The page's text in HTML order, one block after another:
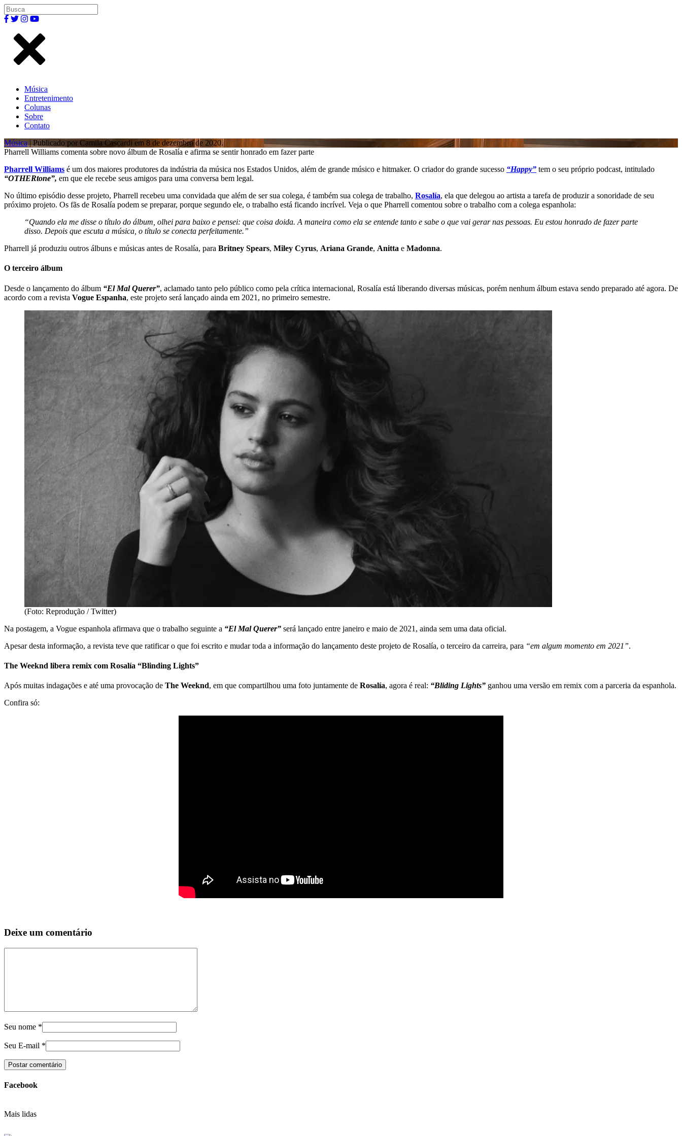
Música
Entretenimento
Colunas
Sobre
Contato
Música | Publicado por Camila Cascardi em 8 de dezembro de 2020.
Pharrell Williams comenta sobre novo álbum de Rosalía e afirma se sentir honrado em fazer parte
Pharrell Williams é um dos maiores produtores da indústria da música nos Estados Unidos, além de grande músico e hitmaker. O criador do grande sucesso “Happy” tem o seu próprio podcast, intitulado
“OTHERtone”, em que ele recebe seus amigos para uma conversa bem legal.
No último episódio desse projeto, Pharrell recebeu uma convidada que além de ser sua colega, é também sua colega de trabalho, Rosalía, ela que delegou ao artista a tarefa de produzir a sonoridade de seu
próximo projeto. Os fãs de Rosalía podem se preparar, porque segundo ele, o trabalho está ficando incrível. Veja o que Pharrell comentou sobre o trabalho com a colega espanhola:
“Quando ela me disse o título do álbum, olhei para baixo e pensei: que coisa doida. A maneira como ela se entende tanto e sabe o que vai gerar nas pessoas. Eu estou honrado de fazer parte
disso. Depois que escuta a música, o título se conecta perfeitamente.”
Pharrell já produziu outros álbuns e músicas antes de Rosalía, para Britney Spears, Miley Cyrus, Ariana Grande, Anitta e Madonna.
O terceiro álbum
Desde o lançamento do álbum “El Mal Querer”, aclamado tanto pelo público como pela crítica internacional, Rosalía está liberando diversas músicas, porém nenhum álbum estava sendo preparado até agora. De
acordo com a revista Vogue Espanha, este projeto será lançado ainda em 2021, no primeiro semestre.
(Foto: Reprodução / Twitter)
Na postagem, a Vogue espanhola afirmava que o trabalho seguinte a “El Mal Querer” será lançado entre janeiro e maio de 2021, ainda sem uma data oficial.
Apesar desta informação, a revista teve que ratificar o que foi escrito e mudar toda a informação do lançamento deste projeto de Rosalía, o terceiro da carreira, para “em algum momento em 2021”.
The Weeknd libera remix com Rosalía “Blinding Lights”
Após muitas indagações e até uma provocação de The Weeknd, em que compartilhou uma foto juntamente de Rosalía, agora é real: “Bliding Lights” ganhou uma versão em remix com a parceria da espanhola.
Confira só:
Deixe um comentário
Seu nome *
Seu E-mail *
Facebook
Mais lidas